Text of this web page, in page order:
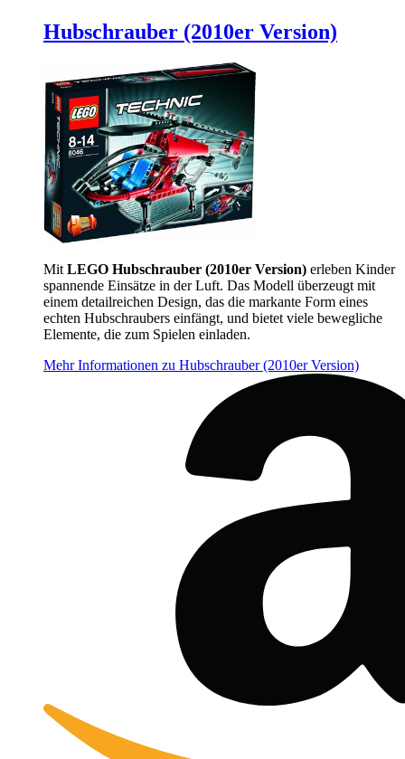
Hubschrauber (2010er Version)
Mit LEGO Hubschrauber (2010er Version) erleben Kinder
spannende Einsätze in der Luft. Das Modell überzeugt mit
einem detailreichen Design, das die markante Form eines
echten Hubschraubers einfängt, und bietet viele bewegliche
Elemente, die zum Spielen einladen.
Mehr Informationen zu Hubschrauber (2010er Version)